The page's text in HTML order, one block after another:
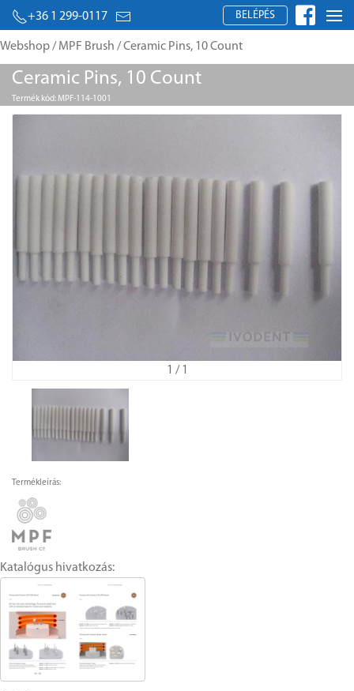
+36 1 299-0117 BELÉPÉS
Webshop/ MPF Brush / Ceramic Pins, 10 Count
Ceramic Pins, 10 Count
Termék kód: MPF-114-1001
1 / 1
Termékleírás:
Katalógus hivatkozás: